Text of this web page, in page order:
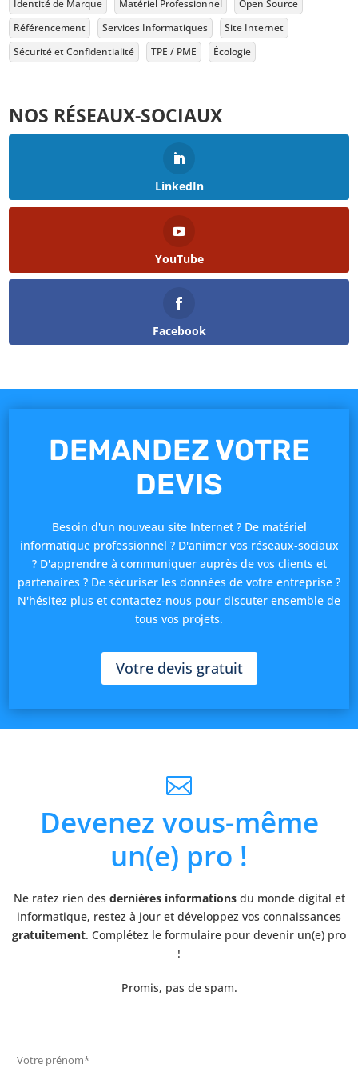
Identité de Marque Matériel Professionnel
Open Source
Référencement
Services Informatiques
Site Internet
Sécurité et Confidentialité
TPE / PME Écologie
NOS RÉSEAUX-SOCIAUX
LinkedIn
YouTube
Facebook
DEMANDEZ VOTRE
DEVIS
Besoin d'un nouveau site Internet ? De matériel
informatique professionnel ? D'animer vos réseaux-sociaux
? D'apprendre à communiquer auprès de vos clients et
partenaires ? De sécuriser les données de votre entreprise ?
N'hésitez plus et contactez-nous pour discuter ensemble de
tous vos projets.
Votre devis gratuit

Devenez vous-même
un(e) pro !
Ne ratez rien des dernières informationsdu monde digital et
informatique, restez à jour et développez vos connaissances
gratuitement. Complétez le formulaire pour devenir un(e) pro
!
Promis, pas de spam.